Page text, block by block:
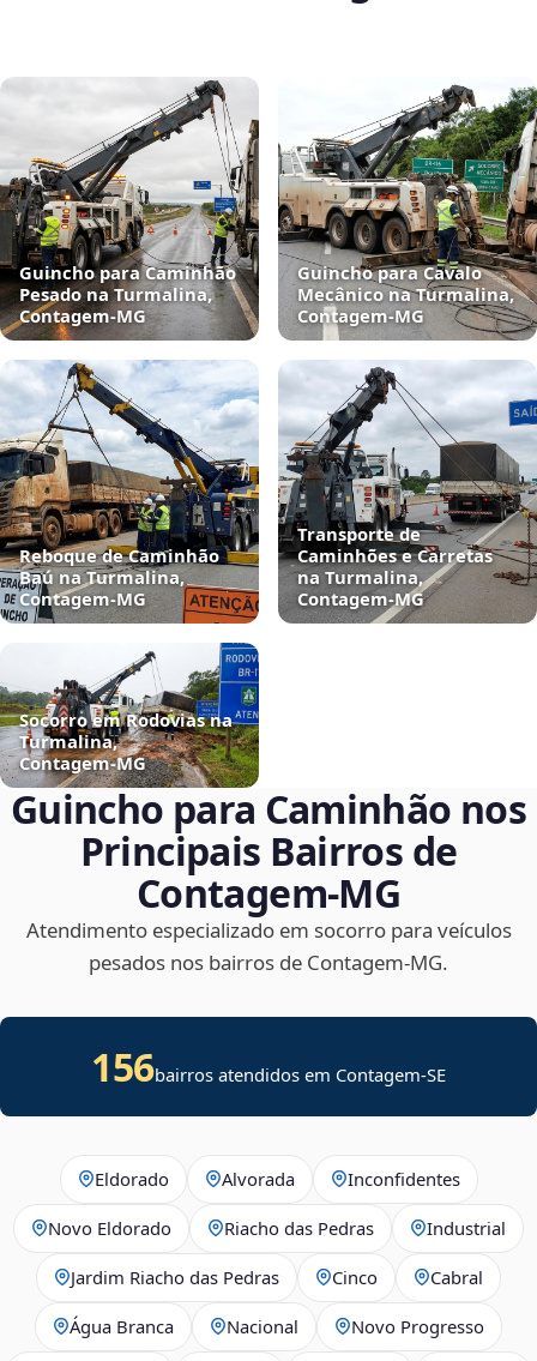
Guincho para Caminhão
Pesado na Turmalina,
Contagem‑MG
Guincho para Cavalo
Mecânico na Turmalina,
Contagem‑MG
Reboque de Caminhão
Baú na Turmalina,
Contagem‑MG
Transporte de
Caminhões e Carretas
na Turmalina,
Contagem‑MG
Socorro em Rodovias na
Turmalina,
Contagem‑MG
Guincho para Caminhão nos
Principais Bairros de
Contagem‑MG
Atendimento especializado em socorro para veículos
pesados nos bairros de Contagem‑MG.
156bairros atendidos em Contagem-SE
Eldorado Alvorada Inconfidentes
Novo Eldorado Riacho das Pedras Industrial
Jardim Riacho das Pedras Cinco Cabral
Água Branca Nacional Novo Progresso